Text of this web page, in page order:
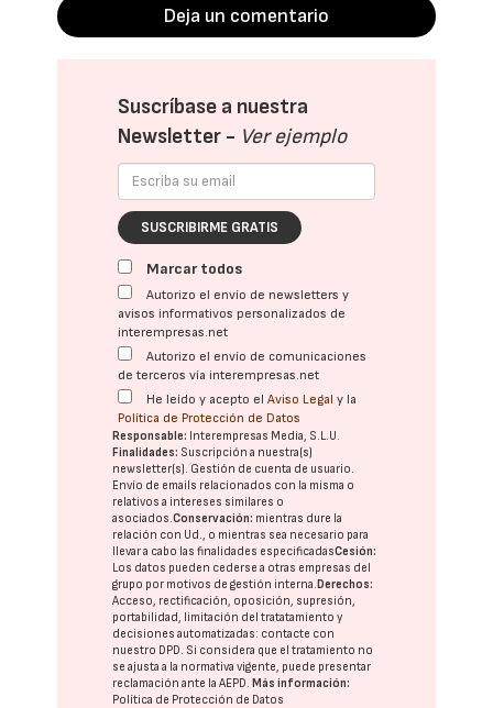
Deja un comentario
Suscríbase a nuestra
Newsletter - Ver ejemplo
SUSCRIBIRME GRATIS
Marcar todos
Autorizo el envío de newsletters y
avisos informativos personalizados de
interempresas.net
Autorizo el envío de comunicaciones
de terceros vía interempresas.net
He leído y acepto elAviso Legal y la
Política de Protección de Datos
Responsable: Interempresas Media, S.L.U.
Finalidades: Suscripción a nuestra(s)
newsletter(s). Gestión de cuenta de usuario.
Envío de emails relacionados con la misma o
relativos a intereses similares o
asociados.Conservación: mientras dure la
relación con Ud., o mientras sea necesario para
llevar a cabo las finalidades especificadasCesión:
Los datos pueden cederse a otras empresas del
grupo por motivos de gestión interna.Derechos:
Acceso, rectificación, oposición, supresión,
portabilidad, limitación del tratatamiento y
decisiones automatizadas: contacte con
nuestro DPD . Si considera que el tratamiento no
se ajusta a la normativa vigente, puede presentar
reclamación ante laAEPD .Más información:
Política de Protección de Datos